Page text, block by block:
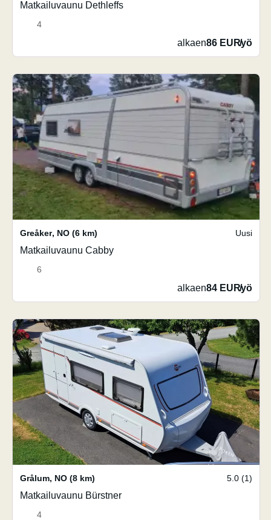
Matkailuvaunu Dethleffs
4
alkaen86 EUR/yö
Greåker, NO (6 km) Uusi
Matkailuvaunu Cabby
6
alkaen84 EUR/yö
Grålum, NO (8 km) 5.0 (1)
Matkailuvaunu Bürstner
4